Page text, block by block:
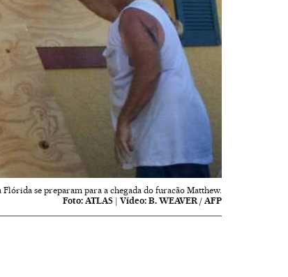
Flórida se preparam para a chegada do furacão Matthew.
Foto: ATLAS |Vídeo: B. WEAVER / AFP